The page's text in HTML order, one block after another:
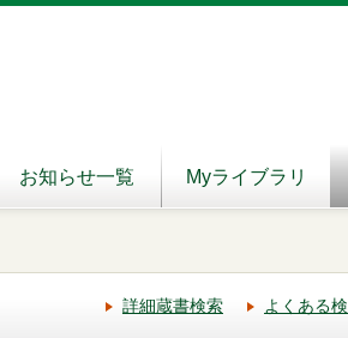
お知らせ一覧 Myライブラリ
詳細蔵書検索 よくある